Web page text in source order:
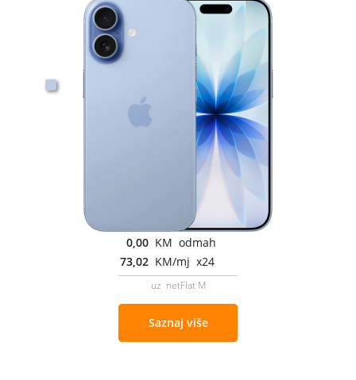
0,00 KM odmah
73,02 KM/mj x24
uz netFlat M
Saznaj više